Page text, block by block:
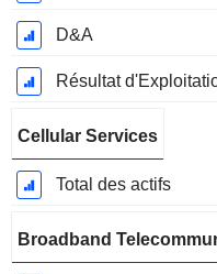
D&A
Résultat
Cellular Services
Total des actifs
Broadband